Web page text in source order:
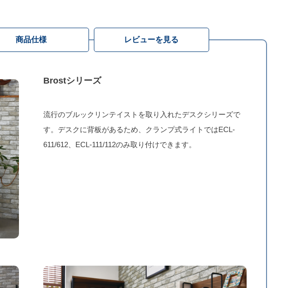
Brostシリーズ
流行のブルックリンテイストを取り入れたデスクシリーズで
す。デスクに背板があるため、クランプ式ライトではECL-
611/612、ECL-111/112のみ取り付けできます。
商品仕様 レビューを見る